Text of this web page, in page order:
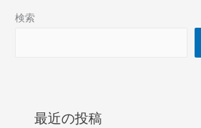
検索
最近の投稿